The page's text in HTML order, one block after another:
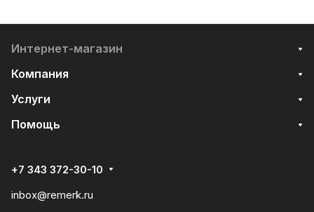
Интернет-магазин
Компания
Услуги
Помощь
+7 343 372-30-10
inbox@remerk.ru